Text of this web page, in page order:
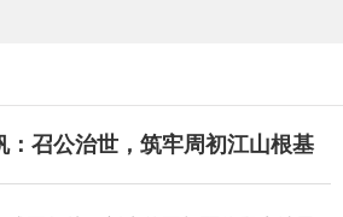
：召公治世，筑牢周初江山根基